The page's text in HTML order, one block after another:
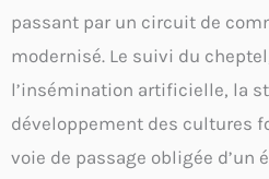
passant par un circuit de
modernisé. Le suivi du
l’insémination artificielle, la
développement des cultures
voie de passage obligée d’un